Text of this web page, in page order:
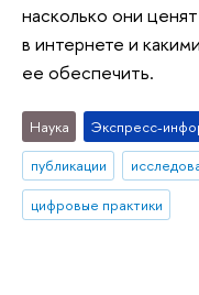
насколько они
в интернете и
ее обеспечить.
Наука Экспресс-
публикации
цифровые практики